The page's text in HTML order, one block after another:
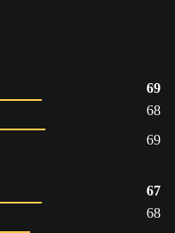
69
68
69
67
68